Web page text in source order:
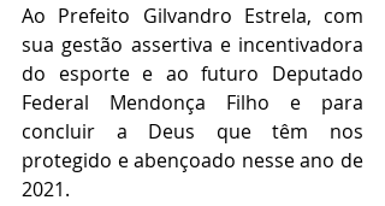
Ao Prefeito Gilvandro Estrela, com
sua gestão assertiva e incentivadora
do esporte e ao futuro Deputado
Federal Mendonça Filho e para
concluir a Deus que têm nos
protegido e abençoado nesse ano de
2021.